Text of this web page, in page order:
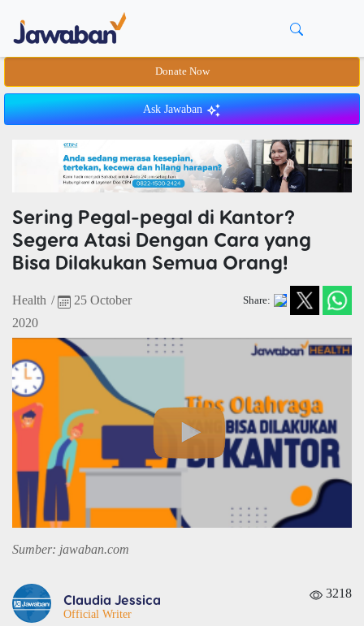
Donate Now
Ask Jawaban
Sering Pegal-pegal di Kantor?
Segera Atasi Dengan Cara yang
Bisa Dilakukan Semua Orang!
Health /
25 October
2020
Share:
Sumber: jawaban.com
Claudia Jessica
Official Writer
3218